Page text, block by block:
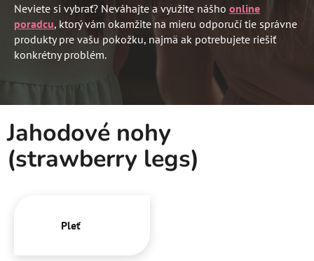
Neviete si vybrať? Neváhajte a využite nášho online
poradcu, ktorý vám okamžite na mieru odporučí tie správne
produkty pre vašu pokožku, najmä ak potrebujete riešiť
konkrétny problém.
Jahodové nohy
(strawberry legs)
Pleť